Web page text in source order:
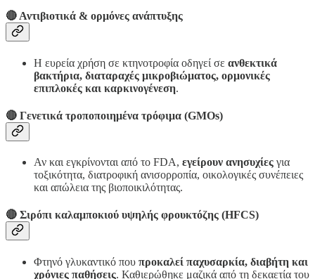
🔴 Αντιβιοτικά & ορμόνες ανάπτυξης
Η ευρεία χρήση σε κτηνοτροφία οδηγεί σε ανθεκτικά
βακτήρια, διαταραχές μικροβιώματος, ορμονικές
επιπλοκές και καρκινογένεση.
🔴 Γενετικά τροποποιημένα τρόφιμα (GMOs)
Αν και εγκρίνονται από το FDA, εγείρουν ανησυχίες για
τοξικότητα, διατροφική ανισορροπία, οικολογικές συνέπειες
και απώλεια της βιοποικιλότητας.
🔴 Σιρόπι καλαμποκιού υψηλής φρουκτόζης (HFCS)
Φτηνό γλυκαντικό που προκαλεί παχυσαρκία, διαβήτη και
χρόνιες παθήσεις. Καθιερώθηκε μαζικά από τη δεκαετία του